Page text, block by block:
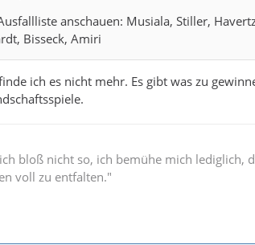
anschauen: Musiala, Stiller,
Bisseck, Amiri
ich es nicht mehr. Es gibt was zu
bloß nicht so, ich bemühe mich lediglich,
voll zu entfalten."